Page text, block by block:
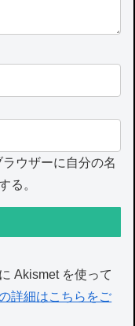
ウザーに自分の名
る。
Akismet を使って
詳細はこちらをご